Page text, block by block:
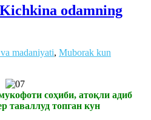
odamning
madaniyati, Muborak kun
соҳиби, атоқли адиб
таваллуд топган кун